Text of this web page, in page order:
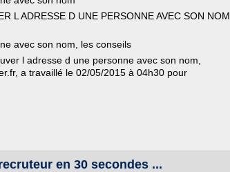
L ADRESSE D UNE PERSONNE AVEC SON NOM
avec son nom, les conseils
l adresse d une personne avec son nom,
a travaillé le 02/05/2015 à 04h30 pour
en 30 secondes ...